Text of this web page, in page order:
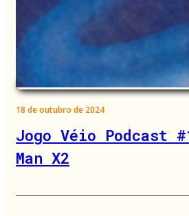
18 de outubro de 2024
Jogo Véio Podcast
Man X2